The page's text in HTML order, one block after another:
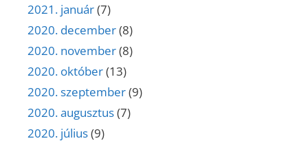
2021. január(7)
2020. december(8)
2020. november(8)
2020. október(13)
2020. szeptember(9)
2020. augusztus(7)
2020. július(9)